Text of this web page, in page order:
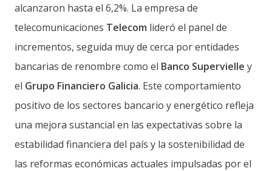
alcanzaron hasta el 6,2%. La empresa de
telecomunicaciones Telecom lideró el panel de
incrementos, seguida muy de cerca por entidades
bancarias de renombre como el Banco Supervielle y
el Grupo Financiero Galicia. Este comportamiento
positivo de los sectores bancario y energético refleja
una mejora sustancial en las expectativas sobre la
estabilidad financiera del país y la sostenibilidad de
las reformas económicas actuales impulsadas por el